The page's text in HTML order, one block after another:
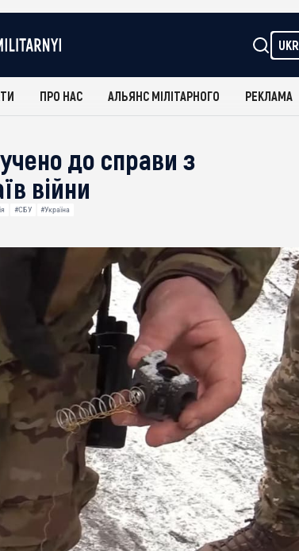
UKR
ПРО НАС АЛЬЯНС МІЛІТАРНОГО РЕКЛАМА
до справи з
війни
#СБУ #Україна